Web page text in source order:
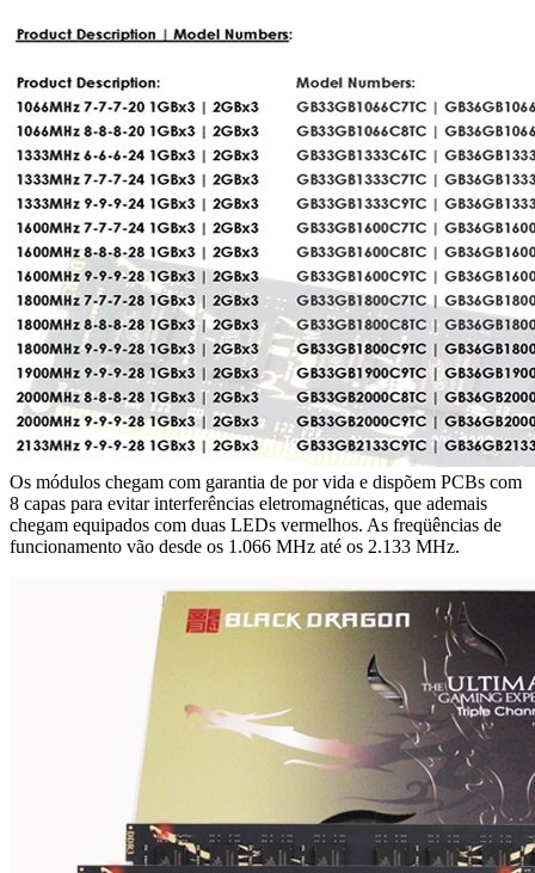
Os módulos chegam com garantia de por vida e dispõem PCBs com
8 capas para evitar interferências eletromagnéticas, que ademais
chegam equipados com duas LEDs vermelhos. As freqüências de
funcionamento vão desde os 1.066 MHz até os 2.133 MHz.